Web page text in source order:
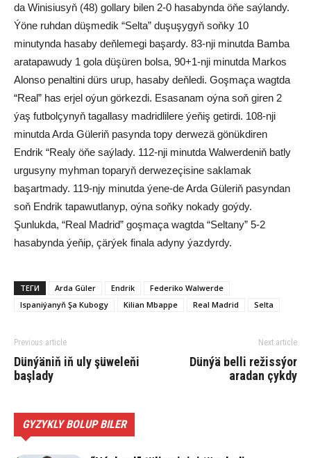
da Winisiusyň (48) gollary bilen 2-0 hasabynda öňe saýlandy.
Ýöne ruhdan düşmedik “Selta” duşuşygyň soňky 10
minutynda hasaby deňlemegi başardy. 83-nji minutda Bamba
aratapawudy 1 gola düşüren bolsa, 90+1-nji minutda Markos
Alonso penaltini dürs urup, hasaby deňledi. Goşmaça wagtda
“Real” has erjel oýun görkezdi. Esasanam oýna soň giren 2
ýaş futbolçynyň tagallasy madridlilere ýeňiş getirdi. 108-nji
minutda Arda Güleriň pasynda topy derwezä gönükdiren
Endrik “Realy öňe saýlady. 112-nji minutda Walwerdeniň batly
urgusyny myhman toparyň derwezeçisine saklamak
başartmady. 119-njy minutda ýene-de Arda Güleriň pasyndan
soň Endrik tapawutlanyp, oýna soňky nokady goýdy.
Şunlukda, “Real Madrid” goşmaça wagtda “Seltany” 5-2
hasabynda ýeňip, çärýek finala adyny ýazdyrdy.
ТЕГИ Arda Güler Endrik
Federiko Walwerde
Ispaniýanyň Şa Kubogy
Kilian Mbappe Real Madrid Selta
Previous article
Dünýäniň iň uly şüweleňi
başlady
Next article
Dünýä belli režissýor
aradan çykdy
GYZYKLY BOLUP BILER